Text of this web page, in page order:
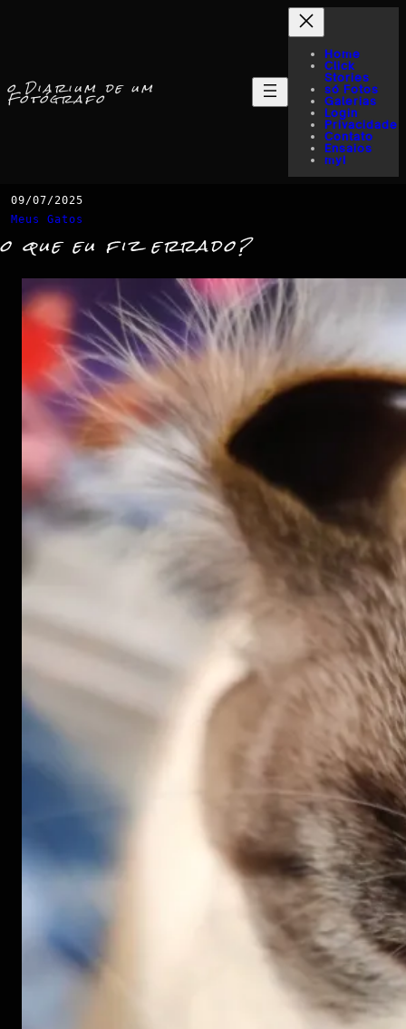
o Diarium de um
Fotógrafo
Home
Click
Stories
só Fotos
Galerias
Login
Privacidade
Contato
Ensaios
myI
09/07/2025
Meus Gatos
o que eu fiz errado?